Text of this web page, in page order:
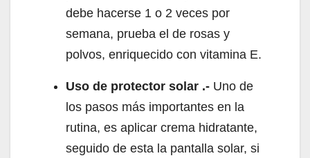
debe hacerse 1 o 2 veces por
semana, prueba el de rosas y
polvos, enriquecido con vitamina E.
Uso de protector solar .- Uno de
los pasos más importantes en la
rutina, es aplicar crema hidratante,
seguido de esta la pantalla solar, si